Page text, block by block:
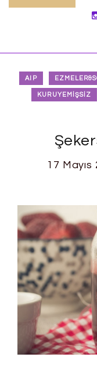
AIP
KURUYEMIŞSIZ
17 Mayıs